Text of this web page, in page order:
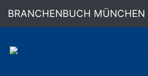
BRANCHENBUCH MÜNCHEN